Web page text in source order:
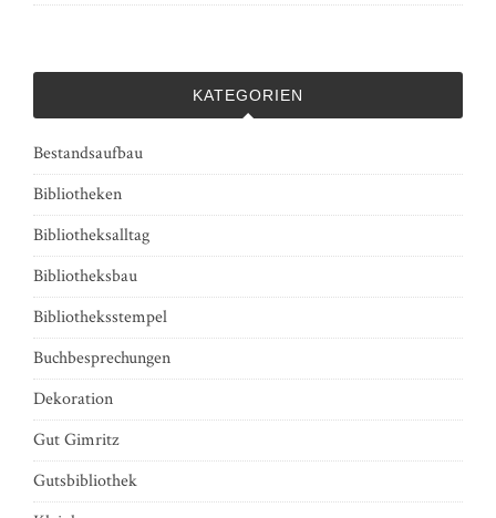
KATEGORIEN
Bestandsaufbau
Bibliotheken
Bibliotheksalltag
Bibliotheksbau
Bibliotheksstempel
Buchbesprechungen
Dekoration
Gut Gimritz
Gutsbibliothek